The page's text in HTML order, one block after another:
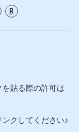
貼る際の許可は
クしてください♪